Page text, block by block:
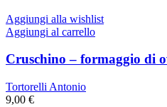
Aggiungi alla wishlist
Aggiungi al carrello
Cruschino – formaggio di
Tortorelli Antonio
9,00 €